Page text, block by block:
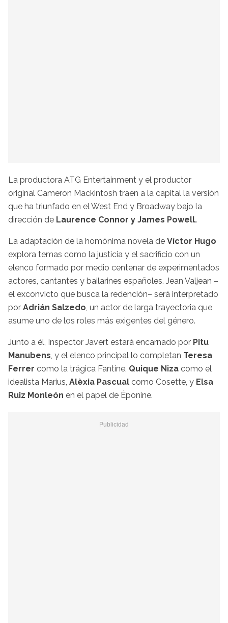
La productora ATG Entertainment y el productor
original Cameron Mackintosh traen a la capital la versión
que ha triunfado en el West End y Broadway bajo la
dirección de Laurence Connor y James Powell.
La adaptación de la homónima novela de Víctor Hugo
explora temas como la justicia y el sacrificio con un
elenco formado por medio centenar de experimentados
actores, cantantes y bailarines españoles. Jean Valjean –
el exconvicto que busca la redención– será interpretado
por Adrián Salzedo, un actor de larga trayectoria que
asume uno de los roles más exigentes del género.
Junto a él, Inspector Javert estará encarnado por Pitu
Manubens, y el elenco principal lo completan Teresa
Ferrer como la trágica Fantine, Quique Niza como el
idealista Marius, Alèxia Pascual como Cosette, y Elsa
Ruiz Monleón en el papel de Éponine.